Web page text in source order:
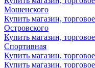
Мошенского
Купить магазин,
Островского
Купить магазин,
Спортивная
Купить магазин,
Купить магазин,